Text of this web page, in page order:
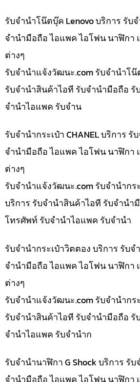
รับจำนำโน๊ตบุ๊ค Lenovo บริการ รับ
จำนำมือถือ ไอแพค ไอโฟน นาฬิกา
ต่างๆ
รับจํานําแจ้งวัฒนะ.com รับจำนำโน๊
รับจำนำสินค้าไอที รับจำนำมือถือ
จำนำไอแพค รับจำน
รับจำนำกระเป๋า CHANEL บริการ
จำนำมือถือ ไอแพค ไอโฟน นาฬิกา
ต่างๆ
รับจํานําแจ้งวัฒนะ.com รับจำนำกระ
บริการ รับจำนำสินค้าไอที รับจำนำ
โทรศัพท์ รับจำนำไอแพค รับจำนำ
รับจำนำกระเป๋าวิตตอง บริการ รับ
จำนำมือถือ ไอแพค ไอโฟน นาฬิกา
ต่างๆ
รับจํานําแจ้งวัฒนะ.com รับจำนำกร
รับจำนำสินค้าไอที รับจำนำมือถือ
จำนำไอแพค รับจำนำก
รับจำนำนาฬิกา G Shock บริการ รั
จำนำมือถือ ไอแพค ไอโฟน นาฬิกา